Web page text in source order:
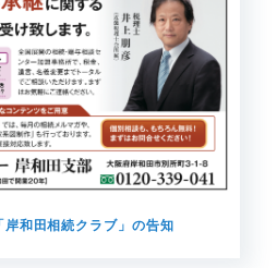
和田相続クラブ」の告知